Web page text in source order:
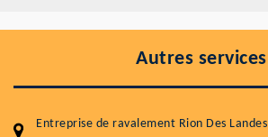
Autres services
Entreprise de ravalement Rion Des Landes